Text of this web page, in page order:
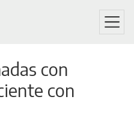
to
main
content
con
con